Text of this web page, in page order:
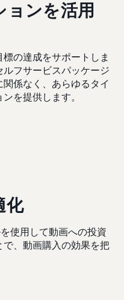
ョンを活用
の達成をサポートしま
フサービスパッケージ
係なく、あらゆるタイ
を提供します。
化
使用して動画への投資
、動画購入の効果を把